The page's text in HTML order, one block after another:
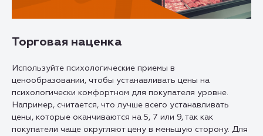
Торговая наценка
Используйте психологические приемы в
ценообразовании, чтобы устанавливать цены на
психологически комфортном для покупателя уровне.
Например, считается, что лучше всего устанавливать
цены, которые оканчиваются на 5, 7 или 9, так как
покупатели чаще округляют цену в меньшую сторону. Для